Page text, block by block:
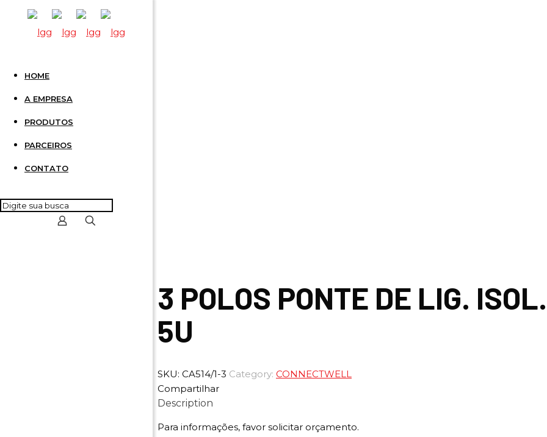
HOME
A EMPRESA
PRODUTOS
PARCEIROS
CONTATO
3 POLOS PONTE DE LIG.
5U
SKU: CA514/1-3 Category: CONNECTWELL
Compartilhar
Description
Para informações, favor solicitar orçamento.